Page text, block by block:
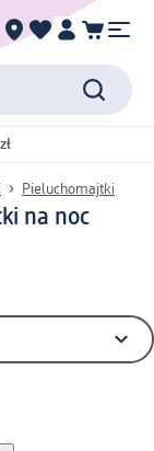
Pieluchomajtki
na noc